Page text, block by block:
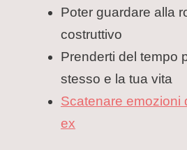
Poter guardare alla
costruttivo
Prenderti del tempo
stesso e la tua vita
Scatenare emozioni
ex